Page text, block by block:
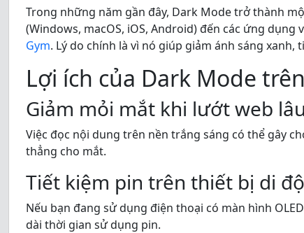
Trong những năm gần đây, Dark Mode trở thành
(Windows, macOS, iOS, Android) đến các ứng dụng
Gym. Lý do chính là vì nó giúp giảm ánh sáng
Lợi ích của Dark Mode
Giảm mỏi mắt khi lướt web lâu
Việc đọc nội dung trên nền trắng sáng có thể gây
thẳng cho mắt.
Tiết kiệm pin trên thiết bị di
Nếu bạn đang sử dụng điện thoại có màn hình
dài thời gian sử dụng pin.